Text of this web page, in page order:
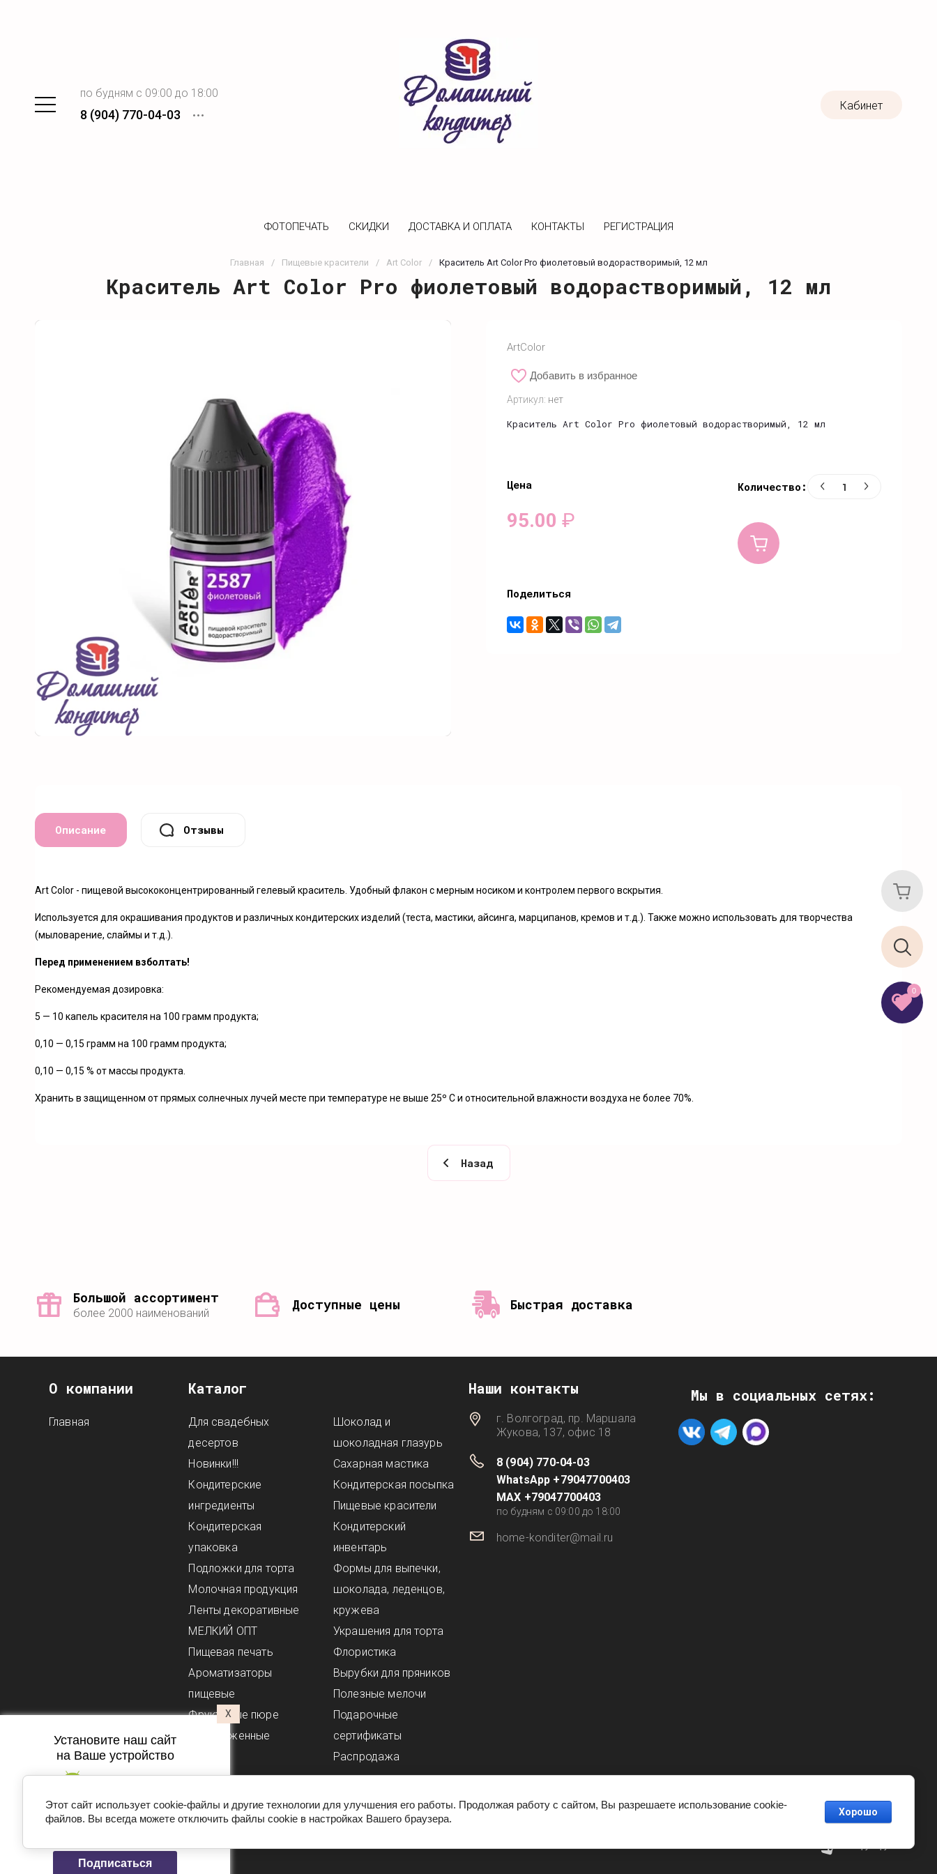
0
по будням с 09:00 до 18:00
8 (904) 770-04-03
Кабинет
ФОТОПЕЧАТЬ CКИДКИ ДОСТАВКА И ОПЛАТА КОНТАКТЫ РЕГИСТРАЦИЯ
Главная / Пищевые красители / Art Color / Краситель Art Color Pro фиолетовый водорастворимый, 12 мл
Краситель Art Color Pro фиолетовый водорастворимый, 12 мл
Артикул: нет
ArtColor
Краситель Art Color Pro фиолетовый водорастворимый, 12 мл
Добавить в избранное
Цена
95.00 ₽
Количество:
Поделиться
Описание Отзывы
Art Color - пищевой высококонцентрированный гелевый краситель. Удобный флакон с мерным носиком и контролем первого вскрытия.
Используется для окрашивания продуктов и различных кондитерских изделий (теста, мастики, айсинга, марципанов, кремов и т.д.). Также можно использовать для творчества
(мыловарение, слаймы и т.д.).
Перед применением взболтать!
Рекомендуемая дозировка:
5 — 10 капель красителя на 100 грамм продукта;
0,10 — 0,15 грамм на 100 грамм продукта;
0,10 — 0,15 % от массы продукта.
Хранить в защищенном от прямых солнечных лучей месте при температуре не выше 25º С и относительной влажности воздуха не более 70%.
Назад
Большой ассортимент
более 2000 наименований
Доступные цены Быстрая доставка
О компании
Главная
Каталог
Для свадебных
десертов
Новинки!!!
Кондитерские
ингредиенты
Кондитерская
упаковка
Подложки для торта
Молочная продукция
Ленты декоративные
МЕЛКИЙ ОПТ
Пищевая печать
Ароматизаторы
пищевые
Фруктовые пюре
замороженные
Шоколад и
шоколадная глазурь
Сахарная мастика
Кондитерская посыпка
Пищевые красители
Кондитерский
инвентарь
Формы для выпечки,
шоколада, леденцов,
кружева
Украшения для торта
Флористика
Вырубки для пряников
Полезные мелочи
Подарочные
сертификаты
Распродажа
Наши контакты
г. Волгоград, пр. Маршала
Жукова, 137, офис 18
8 (904) 770-04-03
WhatsApp +79047700403
MAX +79047700403
по будням с 09:00 до 18:00
home-konditer@mail.ru
Мы в социальных сетях:
кондитер
X
Установите наш сайт
на Ваше устройство
Подпишитесь на рассылку
Подписаться
Этот сайт использует cookie-файлы и другие технологии для улучшения его работы. Продолжая работу с сайтом, Вы разрешаете использование cookie-
файлов. Вы всегда можете отключить файлы cookie в настройках Вашего браузера.
Хорошо